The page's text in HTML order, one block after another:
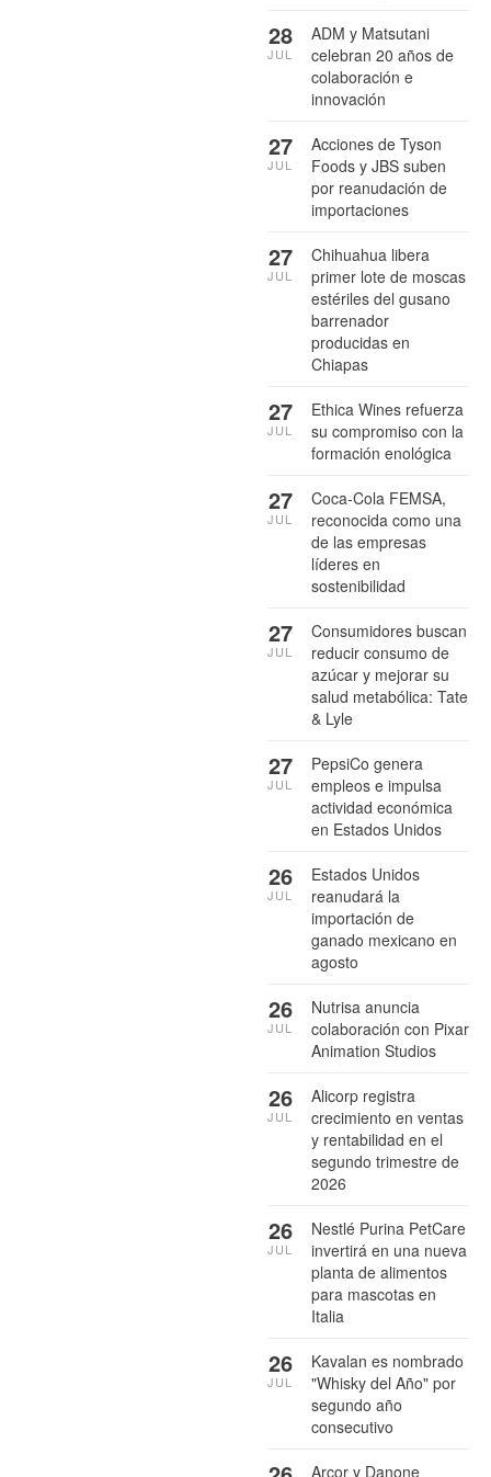
ADM y Matsutani
celebran 20 años de
colaboración e
innovación
28
JUL
Acciones de Tyson
Foods y JBS suben
por reanudación de
importaciones
27
JUL
Chihuahua libera
primer lote de moscas
estériles del gusano
barrenador
producidas en
Chiapas
27
JUL
Ethica Wines refuerza
su compromiso con la
formación enológica
27
JUL
Coca-Cola FEMSA,
reconocida como una
de las empresas
líderes en
sostenibilidad
27
JUL
Consumidores buscan
reducir consumo de
azúcar y mejorar su
salud metabólica: Tate
& Lyle
27
JUL
PepsiCo genera
empleos e impulsa
actividad económica
en Estados Unidos
27
JUL
Estados Unidos
reanudará la
importación de
ganado mexicano en
agosto
26
JUL
Nutrisa anuncia
colaboración con Pixar
Animation Studios
26
JUL
Alicorp registra
crecimiento en ventas
y rentabilidad en el
segundo trimestre de
2026
26
JUL
Nestlé Purina PetCare
invertirá en una nueva
planta de alimentos
para mascotas en
Italia
26
JUL
Kavalan es nombrado
"Whisky del Año" por
segundo año
consecutivo
26
JUL
Arcor y Danone